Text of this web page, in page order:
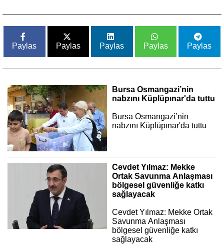
Paylas Paylas Paylas Paylas Paylas
Bursa Osmangazi’nin
nabzını Küplüpınar'da tuttu
Bursa Osmangazi’nin
nabzını Küplüpınar'da tuttu
Cevdet Yılmaz: Mekke
Ortak Savunma Anlaşması
bölgesel güvenliğe katkı
sağlayacak
Cevdet Yılmaz: Mekke Ortak
Savunma Anlaşması
bölgesel güvenliğe katkı
sağlayacak